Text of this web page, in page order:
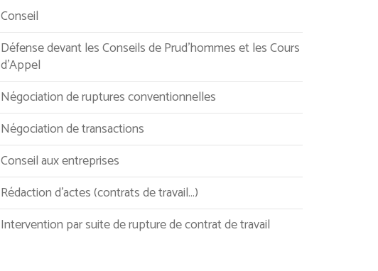
Conseil
Défense devant les Conseils de Prud’hommes et les Cours
d’Appel
Négociation de ruptures conventionnelles
Négociation de transactions
Conseil aux entreprises
Rédaction d’actes (contrats de travail…)
Intervention par suite de rupture de contrat de travail